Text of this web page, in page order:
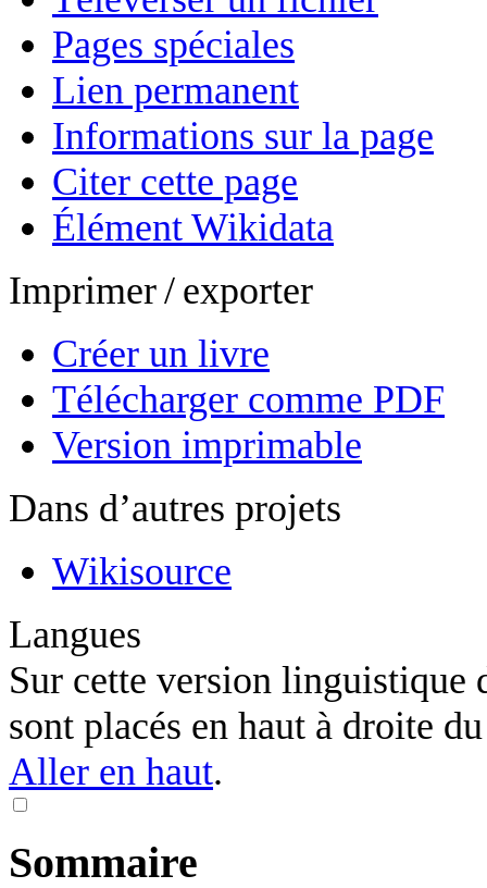
Pages spéciales
Lien permanent
Informations sur la page
Citer cette page
Élément Wikidata
Imprimer / exporter
Créer un livre
Télécharger comme PDF
Version imprimable
Dans d’autres projets
Wikisource
Langues
Sur cette version linguistique
sont placés en haut à droite
Aller en haut.
Sommaire